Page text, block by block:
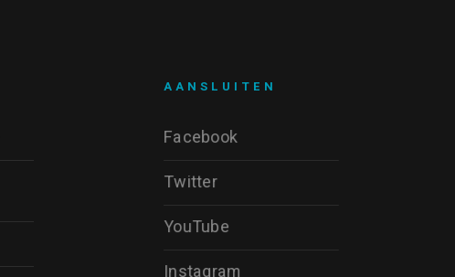
AANSLUITEN
Facebook
Twitter
YouTube
Instagram